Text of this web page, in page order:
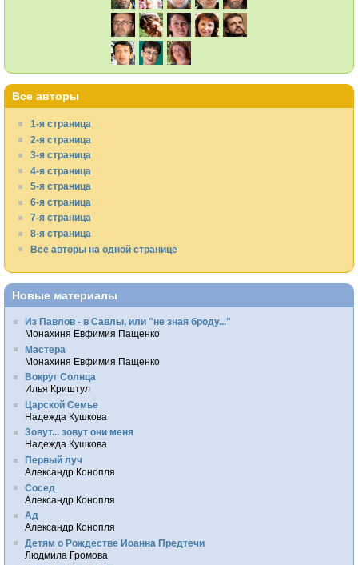
Все авторы
1-я страница
2-я страница
3-я страница
4-я страница
5-я страница
6-я страница
7-я страница
8-я страница
Все авторы на одной странице
Новые материалы
Из Павлов - в Савлы, или "не зная броду..."
Монахиня Евфимия Пащенко
Мастера
Монахиня Евфимия Пащенко
Вокруг Солнца
Илья Криштул
Царской Семье
Надежда Кушкова
Зовут... зовут они меня
Надежда Кушкова
Первый луч
Александр Конопля
Сосед
Александр Конопля
Ад
Александр Конопля
Детям о Рождестве Иоанна Предтечи
Людмила Громова